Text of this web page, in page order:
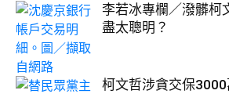
李若冰專欄／潑髒柯
盡太聰明？
柯文哲涉貪交保